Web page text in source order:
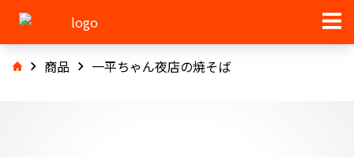
商品 一平ちゃん夜店の焼そば